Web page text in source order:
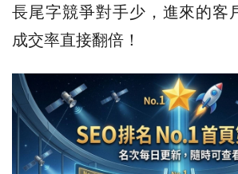
長尾字競爭對手少，進來的客
成交率直接翻倍！